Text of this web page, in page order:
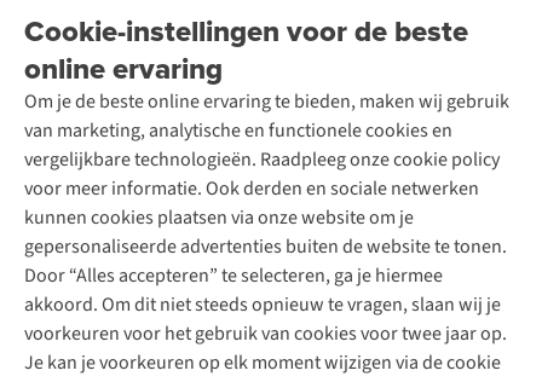
Cookie-instellingen voor de beste
online ervaring
Om je de beste online ervaring te bieden, maken wij gebruik
van marketing, analytische en functionele cookies en
vergelijkbare technologieën. Raadpleeg onze cookie policy
voor meer informatie. Ook derden en sociale netwerken
kunnen cookies plaatsen via onze website om je
gepersonaliseerde advertenties buiten de website te tonen.
Door “Alles accepteren” te selecteren, ga je hiermee
akkoord. Om dit niet steeds opnieuw te vragen, slaan wij je
voorkeuren voor het gebruik van cookies voor twee jaar op.
Je kan je voorkeuren op elk moment wijzigen via de cookie
Garantie
Contact
Onze winkels
Over A.S.Adventure
Toegankelijkheidsverklaring
Ski-onderhoud
Wasservice
Schoenonderhoud
Schoenherstelling
Kledingherstelling
Retouches
Voor bedrijven
A.S.Magazine
Podcast
Explore Academy
Explore Camp
Gear Check
Inspiratie & advies
Meld je aan voor de nieuwsbrief
Follow us